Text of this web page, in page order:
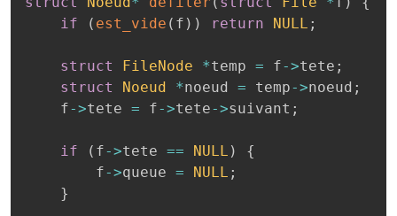
if
( est_vide ( f ) ) return NULL ;
struct FileNode *temp = f->tete ;
struct
Noeud *noeud = temp->noeud ;
    f
->tete = f->tete->suivant ;
if ( f->tete == NULL )
{
        f
->queue = NULL ;
}